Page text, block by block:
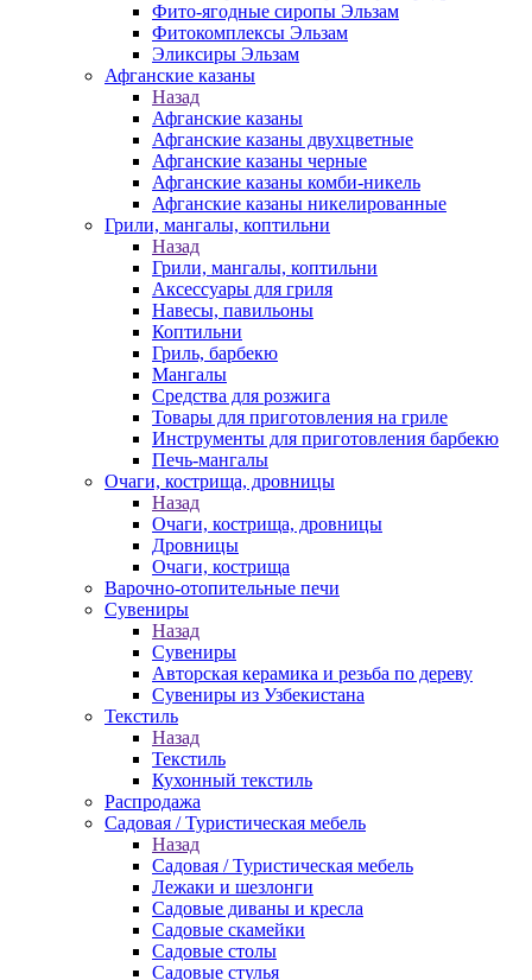
Фито-ягодные сиропы Эльзам
Фитокомплексы Эльзам
Эликсиры Эльзам
Афганские казаны
Назад
Афганские казаны
Афганские казаны двухцветные
Афганские казаны черные
Афганские казаны комби-никель
Афганские казаны никелированные
Грили, мангалы, коптильни
Назад
Грили, мангалы, коптильни
Аксессуары для гриля
Навесы, павильоны
Коптильни
Гриль, барбекю
Мангалы
Средства для розжига
Товары для приготовления на гриле
Инструменты для приготовления барбекю
Печь-мангалы
Очаги, кострища, дровницы
Назад
Очаги, кострища, дровницы
Дровницы
Очаги, кострища
Варочно-отопительные печи
Сувениры
Назад
Сувениры
Авторская керамика и резьба по дереву
Сувениры из Узбекистана
Текстиль
Назад
Текстиль
Кухонный текстиль
Распродажа
Садовая / Туристическая мебель
Назад
Садовая / Туристическая мебель
Лежаки и шезлонги
Садовые диваны и кресла
Садовые скамейки
Садовые столы
Садовые стулья